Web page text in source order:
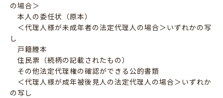
の場合＞
本人の委任状（原本）
＜代理人様が未成年者の法定代理人の場合＞いずれかの写
し
戸籍謄本
住民票（続柄の記載されたもの）
その他法定代理権の確認ができる公的書類
＜代理人様が成年被後見人の法定代理人の場合＞いずれか
の写し